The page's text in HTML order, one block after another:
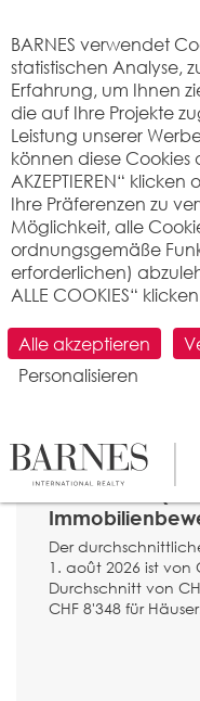
>Immobilienpreis
Was ist der
eine Wohnung
Montezillon
Der
1. août 2026 ist von
Durchschnitt von
CHF 8'348 für
BARNES verwendet
statistischen Analyse,
Erfahrung, um Ihnen
die auf Ihre Projekte
Leistung unserer
können diese Cookies
AKZEPTIEREN“ klicken
Ihre Präferenzen zu
Möglichkeit, alle
ordnungsgemäße
erforderlichen)
ALLE COOKIES“
Alle akzeptieren
Personalisieren